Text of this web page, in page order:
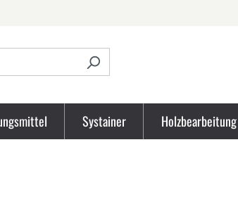
Systainer Holzbearbeitung